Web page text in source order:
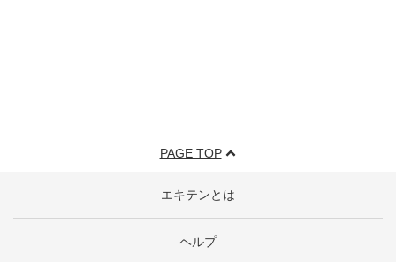
PAGE TOP
エキテンとは
ヘルプ